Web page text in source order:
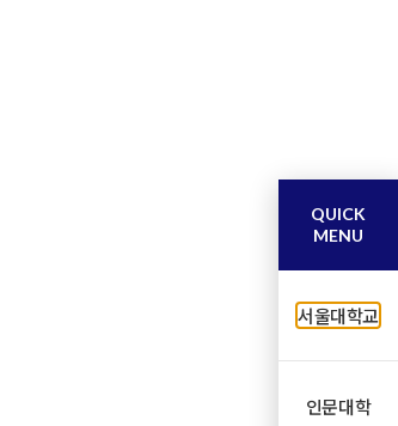
QUICK
MENU
서울대학교
인문대학